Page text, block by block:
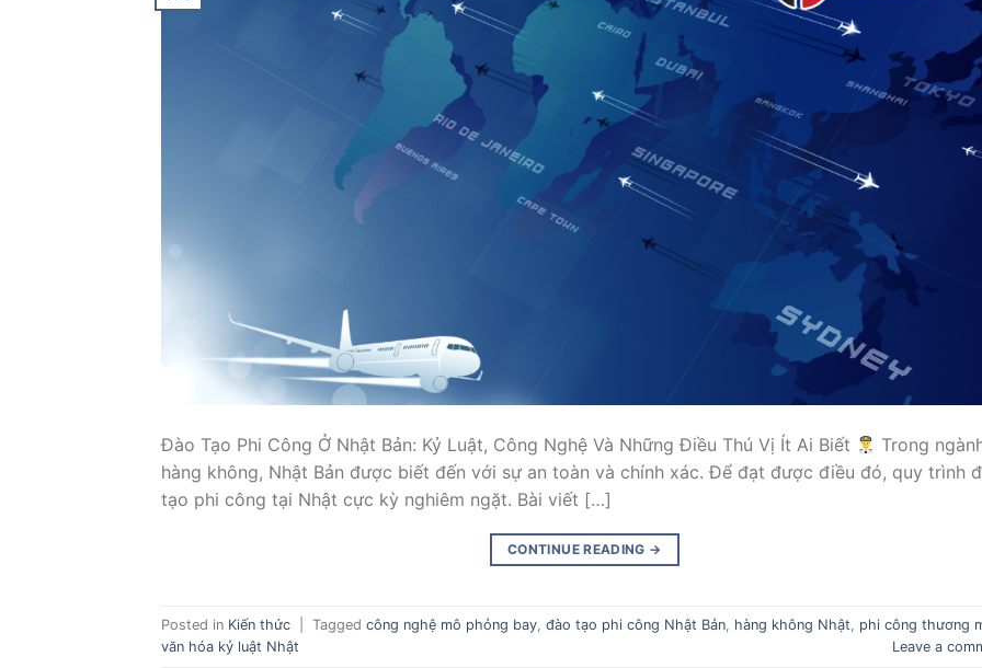
Đào Tạo Phi Công Ở Nhật Bản: Kỷ Luật, Công Nghệ Và Những Điều Thú Vị Ít Ai Biết
Trong
hàng không, Nhật Bản được biết đến với sự an toàn và chính xác. Để đạt được điều đó, quy trình
tạo phi công tại Nhật cực kỳ nghiêm ngặt. Bài viết […]
CONTINUE READING →
Posted in Kiến thức Tagged công nghệ mô phỏng bay đào tạo phi công Nhật Bản hàng không Nhật
phi công thương
văn hóa kỷ luật Nhật
Leave a